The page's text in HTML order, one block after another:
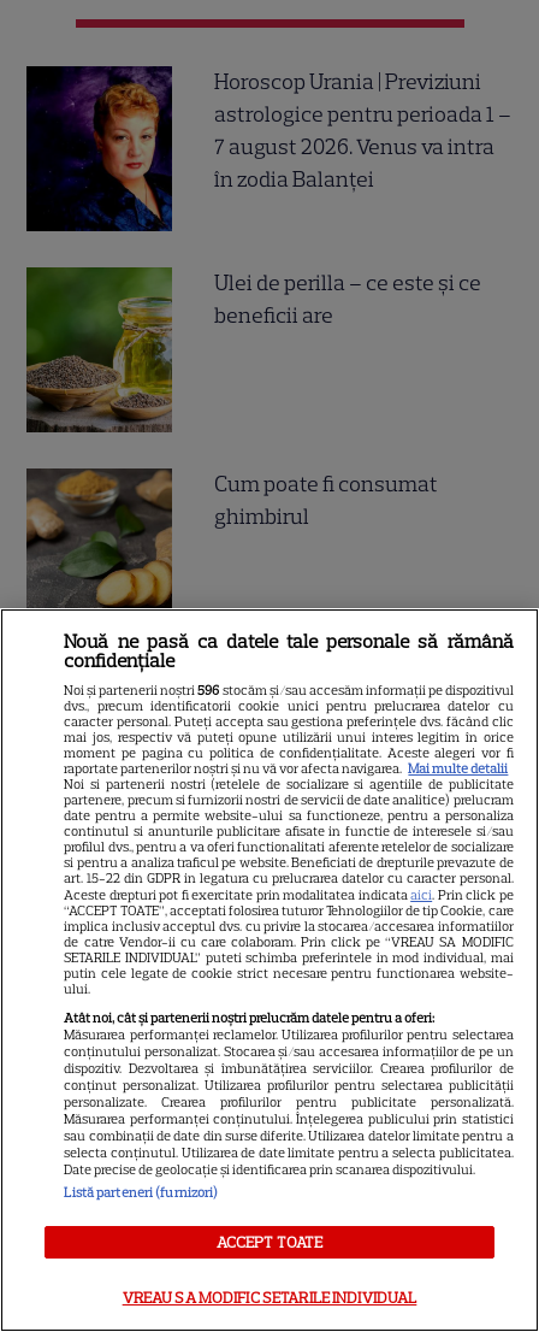
Horoscop Urania | Previziuni
astrologice pentru perioada 1 –
7 august 2026. Venus va intra
în zodia Balanței
Ulei de perilla – ce este și ce
beneficii are
Cum poate fi consumat
ghimbirul
Ce este decoctul, cum se
obţine şi care sunt utilizările
acestuia
ALTE ARTICOLE
INTERESANTE
NETFLIX
Noutăți Netflix în august 2026:
Robert De Niro, „Nosferatu” și
noile sezoane din „Outer
singurătate”
VEDETE STRĂINE
Nouă ne pasă ca datele tale personale să rămână
confidențiale
Noi și partenerii noștri596 stocăm și/sau accesăm informații pe dispozitivul
dvs., precum identificatorii cookie unici pentru prelucrarea datelor cu
caracter personal. Puteți accepta sau gestiona preferințele dvs. făcând clic
mai jos, respectiv vă puteți opune utilizării unui interes legitim în orice
moment pe pagina cu politica de confidențialitate. Aceste alegeri vor fi
raportate partenerilor noștri și nu vă vor afecta navigarea. Mai multe detalii
Noi si partenerii nostri (retelele de socializare si agentiile de publicitate
partenere, precum si furnizorii nostri de servicii de date analitice) prelucram
date pentru a permite website-ului sa functioneze, pentru a personaliza
continutul si anunturile publicitare afisate in functie de interesele si/sau
profilul dvs., pentru a va oferi functionalitati aferente retelelor de socializare
si pentru a analiza traficul pe website. Beneficiati de drepturile prevazute de
art. 15-22 din GDPR in legatura cu prelucrarea datelor cu caracter personal.
Aceste drepturi pot fi exercitate prin modalitatea indicataaici. Prin click pe
“ACCEPT TOATE”, acceptati folosirea tuturor Tehnologiilor de tip Cookie, care
implica inclusiv acceptul dvs. cu privire la stocarea/accesarea informatiilor
de catre Vendor-ii cu care colaboram. Prin click pe “VREAU SA MODIFIC
SETARILE INDIVIDUAL” puteti schimba preferintele in mod individual, mai
putin cele legate de cookie strict necesare pentru functionarea website-
ului.
Atât noi, cât și partenerii noștri prelucrăm datele pentru a oferi:
Măsurarea performanței reclamelor. Utilizarea profilurilor pentru selectarea
conținutului personalizat. Stocarea și/sau accesarea informațiilor de pe un
dispozitiv. Dezvoltarea și îmbunătățirea serviciilor. Crearea profilurilor de
conținut personalizat. Utilizarea profilurilor pentru selectarea publicității
personalizate. Crearea profilurilor pentru publicitate personalizată.
Măsurarea performanței conținutului. Înțelegerea publicului prin statistici
sau combinații de date din surse diferite. Utilizarea datelor limitate pentru a
selecta conținutul. Utilizarea de date limitate pentru a selecta publicitatea.
Date precise de geolocație și identificarea prin scanarea dispozitivului.
Listă parteneri (furnizori)
ACCEPT TOATE
VREAU SA MODIFIC SETARILE INDIVIDUAL